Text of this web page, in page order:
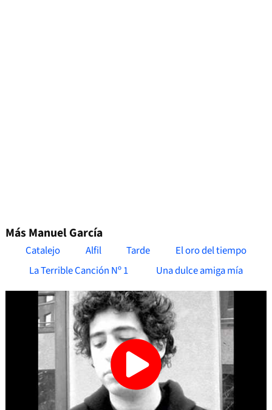
Más Manuel García
Catalejo Alfil Tarde
El oro del tiempo
La Terrible Canción Nº 1
Una dulce amiga mía